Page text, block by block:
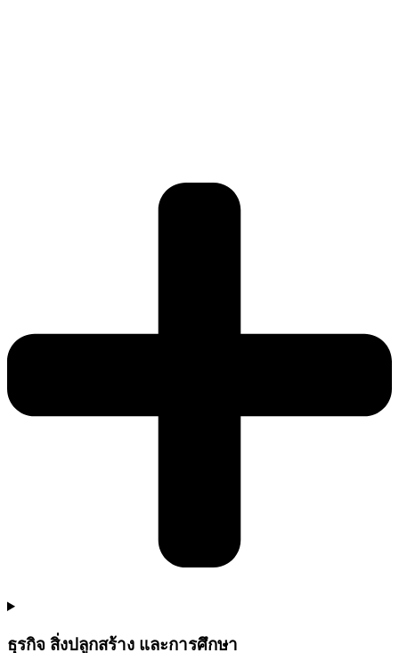
ธุรกิจ สิ่งปลูกสร้าง และการศึกษา